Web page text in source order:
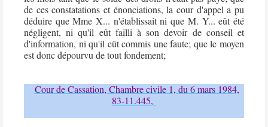
de ces constatations et énonciations, la cour d'appel a pu
déduire que Mme X... n'établissait ni que M. Y... eût été
négligent, ni qu'il eût failli à son devoir de conseil et
d'information, ni qu'il eût commis unefaute; que le moyen
est donc dépourvu de tout fondement;
Cour de Cassation, Chambre civile 1, du 6 mars 1984,
83-11.445,